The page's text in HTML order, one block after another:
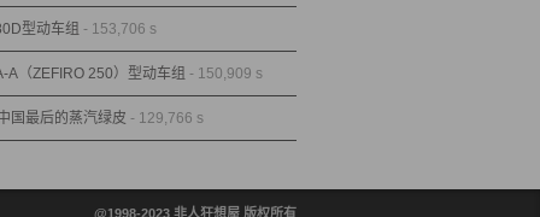
型动车组 - 153,706 s
A（ZEFIRO 250）型动车组 - 150,909 s
国最后的蒸汽绿皮 - 129,766 s
@1998-2023 非人狂想屋 版权所有